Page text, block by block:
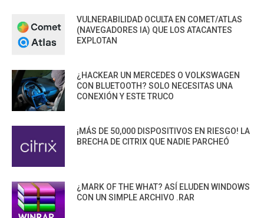
VULNERABILIDAD OCULTA EN COMET/ATLAS
(NAVEGADORES IA) QUE LOS ATACANTES
EXPLOTAN
¿HACKEAR UN MERCEDES O VOLKSWAGEN
CON BLUETOOTH? SOLO NECESITAS UNA
CONEXIÓN Y ESTE TRUCO
¡MÁS DE 50,000 DISPOSITIVOS EN RIESGO! LA
BRECHA DE CITRIX QUE NADIE PARCHEÓ
¿MARK OF THE WHAT? ASÍ ELUDEN WINDOWS
CON UN SIMPLE ARCHIVO .RAR